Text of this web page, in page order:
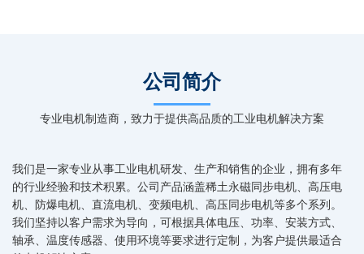
公司简介
专业电机制造商，致力于提供高品质的工业电机解决方案
我们是一家专业从事工业电机研发、生产和销售的企业，拥有多年
的行业经验和技术积累。公司产品涵盖稀土永磁同步电机、高压电
机、防爆电机、直流电机、变频电机、高压同步电机等多个系列。
我们坚持以客户需求为导向，可根据具体电压、功率、安装方式、
轴承、温度传感器、使用环境等要求进行定制，为客户提供最适合